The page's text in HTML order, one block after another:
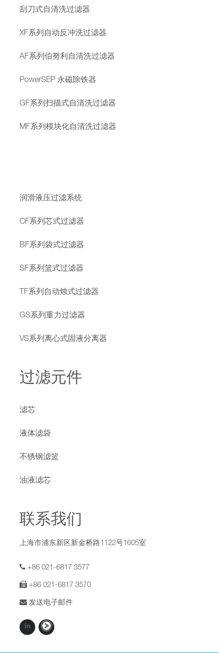
刮刀式自清洗过滤器
XF系列自动反冲洗过滤器
AF系列伯努利自清洗过滤器
PowerSEP 永磁除铁器
GF系列扫描式自清洗过滤器
MF系列模块化自清洗过滤器
润滑液压过滤系统
CF系列芯式过滤器
BF系列袋式过滤器
SF系列篮式过滤器
TF系列自动烛式过滤器
GS系列重力过滤器
VS系列离心式固液分离器
过滤元件
滤芯
液体滤袋
不锈钢滤篮
油液滤芯
联系我们
上海市浦东新区新金桥路1122号1605室
+86 021-6817 3577
+86 021-6817 3570
发送电子邮件